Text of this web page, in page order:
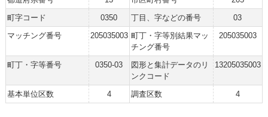
町字コード
0350 丁目、字などの番号
03
マッチング番号
205035003 町丁・字等別結果マッ
チング番号
205035003
町丁・字等番号 0350-03
図形と集計データのリ
ンクコード
13205035003
基本単位区数 4 調査区数 4